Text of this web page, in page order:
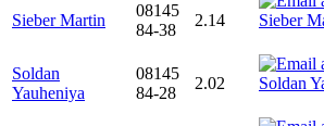
Sieber Martin
08145
84-38
2.14
Soldan
Yauheniya
08145
84-28
2.02